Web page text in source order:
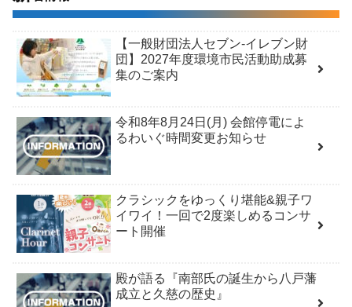
【一般財団法人セブン-イレブン財
団】2027年度環境市民活動助成募
集のご案内
令和8年8月24日(月) 会館停電によ
るわいぐ時間変更お知らせ
クラシックをゆっくり堪能&親子ワ
イワイ！一回で2度楽しめるコンサ
ート開催
殿が語る『南部氏の誕生から八戸藩
成立と久慈の歴史』